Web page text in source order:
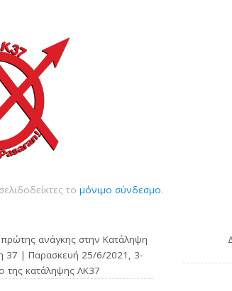
το μόνιμο σύνδεσμο.
ανάγκης στην Κατάληψη
37 | Παρασκευή 25/6/2021, 3-
της κατάληψης ΛΚ37